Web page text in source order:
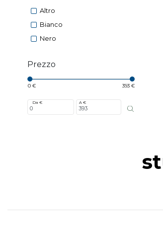
Altro
Bianco
Nero
Prezzo
0 € 393 €
Da € A €